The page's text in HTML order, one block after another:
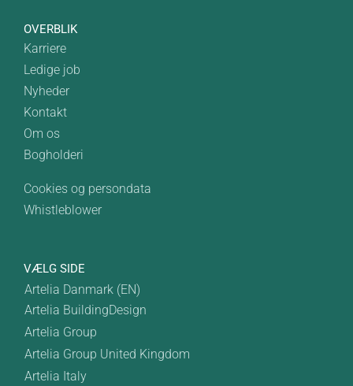
OVERBLIK
Karriere
Ledige job
Nyheder
Kontakt
Om os
Bogholderi
Cookies og persondata
Whistleblower
VÆLG SIDE
Artelia Danmark (EN)
Artelia BuildingDesign
Artelia Group
Artelia Group United Kingdom
Artelia Italy